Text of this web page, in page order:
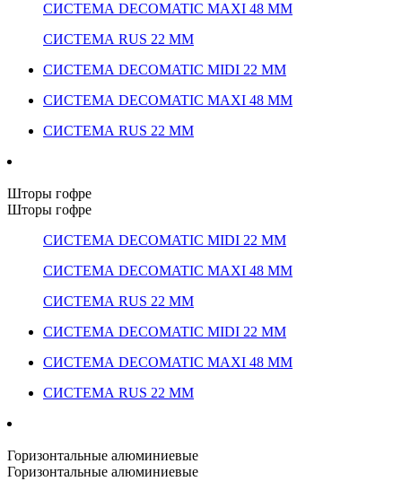
СИСТЕМА DECOMATIC MAXI 48 ММ
СИСТЕМА RUS 22 ММ
СИСТЕМА DECOMATIC MIDI 22 ММ
СИСТЕМА DECOMATIC MAXI 48 ММ
СИСТЕМА RUS 22 ММ
Шторы гофре
Шторы гофре
СИСТЕМА DECOMATIC MIDI 22 ММ
СИСТЕМА DECOMATIC MAXI 48 ММ
СИСТЕМА RUS 22 ММ
СИСТЕМА DECOMATIC MIDI 22 ММ
СИСТЕМА DECOMATIC MAXI 48 ММ
СИСТЕМА RUS 22 ММ
Горизонтальные алюминиевые
Горизонтальные алюминиевые